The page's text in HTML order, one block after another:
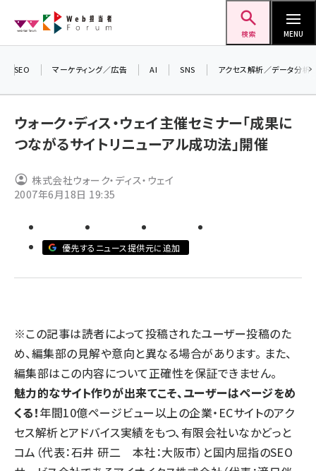
ン
検索 MENU
ai (2807)
note (2312)
llmo (1163)
SEO マーケティング／広告 AI SNS アクセス解析／データ分析
ウォーク・ディス・ウェイ主催セミナー「成果に
つながるサイトリニューアル成功法」開催
株式会社ウォーク・ディス・ウェイ
2007年6月18日 19:35
優先するニュース提供元に追加
※この記事は読者によって投稿されたユーザー投稿のた
め、編集部の見解や意向と異なる場合があります。 また、
編集部はこの内容について正確性を保証できません。
魅力的なサイト作りが出来てこそ、ユーザーはページをめ
くる！年間10億ページビュー以上の企業・ECサイトのアク
セス解析とアドバイス実績をもつ、有限会社いなかどっと
コム（代表：石井 研二 本社：大阪市）と国内屈指のSEO
るセ